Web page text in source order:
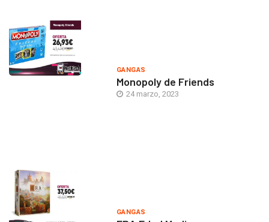
GANGAS
Monopoly de Friends
24 marzo, 2023
GANGAS